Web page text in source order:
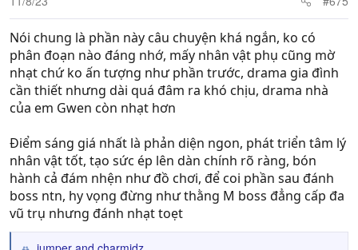
s
Nói chung là phần này câu chuyện khá ngắn, ko có
phân đoạn nào đáng nhớ, mấy nhân vật phụ cũng mờ
nhạt chứ ko ấn tượng như phần trước, drama gia đình
cần thiết nhưng dài quá đâm ra khó chịu, drama nhà
của em Gwen còn nhạt hơn
Điểm sáng giá nhất là phản diện ngon, phát triển tâm lý
nhân vật tốt, tạo sức ép lên dàn chính rõ ràng, bón
hành cả đám nhện như đồ chơi, để coi phần sau đánh
boss ntn, hy vọng đừng như thằng M boss đẳng cấp đa
vũ trụ nhưng đánh nhạt toẹt